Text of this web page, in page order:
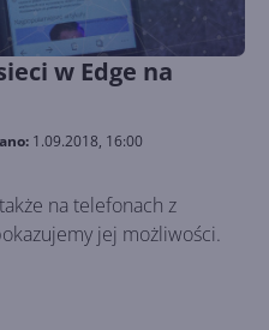
w Edge na
1.09.2018, 16:00
na telefonach z
jej możliwości.